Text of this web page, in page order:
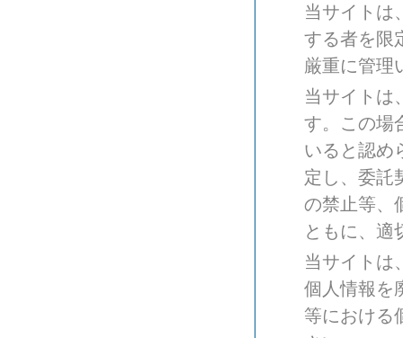
当サイトは
する者を限
厳重に管理
当サイトは
す。この場
いると認め
定し、委託
の禁止等、
ともに、適
当サイトは
個人情報を
等における